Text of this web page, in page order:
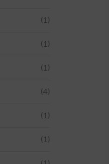
(1)
(1)
(1)
(4)
(1)
(1)